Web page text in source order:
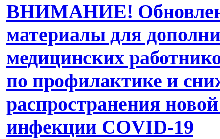
ВНИМАНИЕ!
материалы для
медицинских
по профилактике и
распространения
инфекции COVID-19